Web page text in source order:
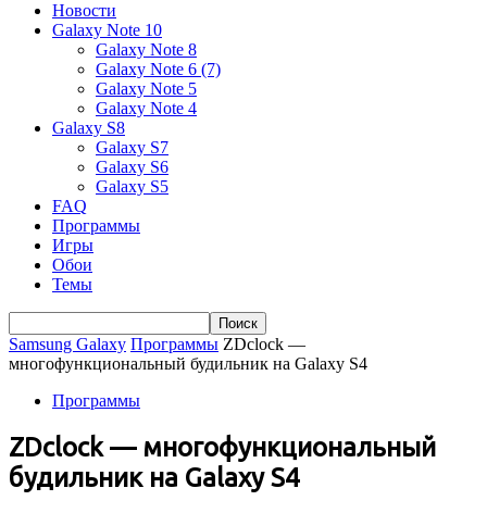
Новости
Galaxy Note 10
Galaxy Note 8
Galaxy Note 6 (7)
Galaxy Note 5
Galaxy Note 4
Galaxy S8
Galaxy S7
Galaxy S6
Galaxy S5
FAQ
Программы
Игры
Обои
Темы
Samsung Galaxy Программы ZDclock —
многофункциональный будильник на Galaxy S4
Программы
ZDclock — многофункциональный
будильник на Galaxy S4